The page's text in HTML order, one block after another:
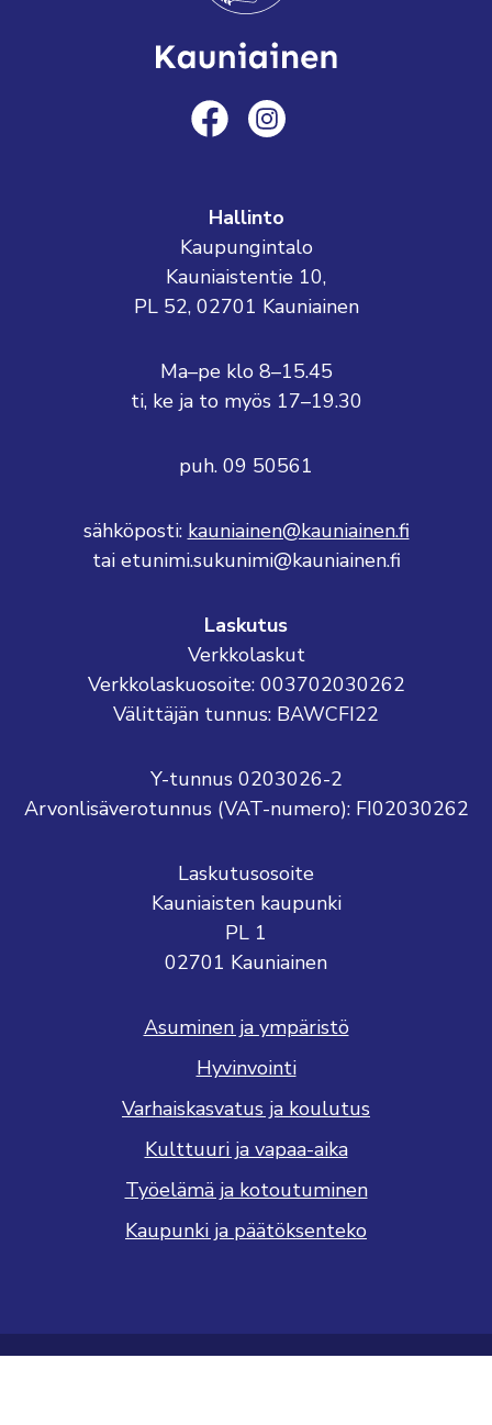
Hallinto
Kaupungintalo
Kauniaistentie 10,
PL 52, 02701 Kauniainen
Ma–pe klo 8–15.45
ti, ke ja to myös 17–19.30
puh. 09 50561
sähköposti: kauniainen@kauniainen.fi
tai etunimi.sukunimi@kauniainen.fi
Laskutus
Verkkolaskut
Verkkolaskuosoite: 003702030262
Välittäjän tunnus: BAWCFI22
Y-tunnus 0203026-2
Arvonlisäverotunnus (VAT-numero): FI02030262
Laskutusosoite
Kauniaisten kaupunki
PL 1
02701 Kauniainen
Asuminen ja ympäristö
Hyvinvointi
Varhaiskasvatus ja koulutus
Kulttuuri ja vapaa-aika
Työelämä ja kotoutuminen
Kaupunki ja päätöksenteko